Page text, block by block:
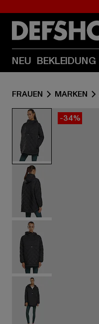
NEU BEKLEIDUNG
FRAUEN MARKEN
-34%